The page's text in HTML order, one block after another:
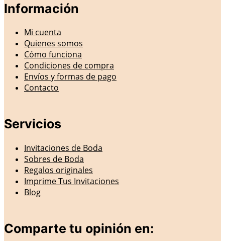
Información
Mi cuenta
Quienes somos
Cómo funciona
Condiciones de compra
Envíos y formas de pago
Contacto
Servicios
Invitaciones de Boda
Sobres de Boda
Regalos originales
Imprime Tus Invitaciones
Blog
Comparte tu opinión en: